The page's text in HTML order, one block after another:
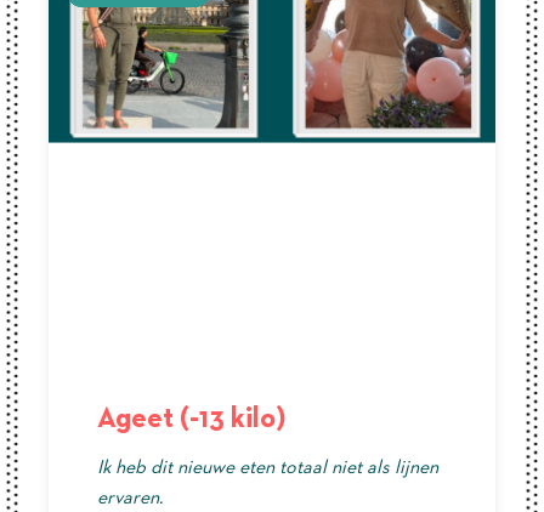
Ageet (-13 kilo)
Ik heb dit nieuwe eten totaal niet als lijnen
ervaren.